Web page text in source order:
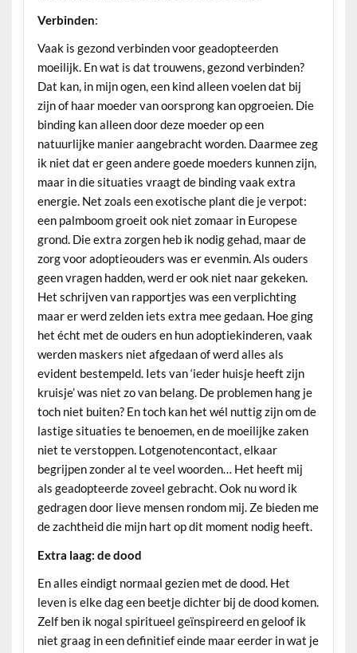
Verbinden:
Vaak is gezond verbinden voor geadopteerden
moeilijk. En wat is dat trouwens, gezond verbinden?
Dat kan, in mijn ogen, een kind alleen voelen dat bij
zijn of haar moeder van oorsprong kan opgroeien. Die
binding kan alleen door deze moeder op een
natuurlijke manier aangebracht worden. Daarmee zeg
ik niet dat er geen andere goede moeders kunnen zijn,
maar in die situaties vraagt de binding vaak extra
energie. Net zoals een exotische plant die je verpot:
een palmboom groeit ook niet zomaar in Europese
grond. Die extra zorgen heb ik nodig gehad, maar de
zorg voor adoptieouders was er evenmin. Als ouders
geen vragen hadden, werd er ook niet naar gekeken.
Het schrijven van rapportjes was een verplichting
maar er werd zelden iets extra mee gedaan. Hoe ging
het écht met de ouders en hun adoptiekinderen, vaak
werden maskers niet afgedaan of werd alles als
evident bestempeld. Iets van ‘ieder huisje heeft zijn
kruisje’ was niet zo van belang. De problemen hang je
toch niet buiten? En toch kan het wél nuttig zijn om de
lastige situaties te benoemen, en de moeilijke zaken
niet te verstoppen. Lotgenotencontact, elkaar
begrijpen zonder al te veel woorden… Het heeft mij
als geadopteerde zoveel gebracht. Ook nu word ik
gedragen door lieve mensen rondom mij. Ze bieden me
de zachtheid die mijn hart op dit moment nodig heeft.
Extra laag: de dood
En alles eindigt normaal gezien met de dood. Het
leven is elke dag een beetje dichter bij de dood komen.
Zelf ben ik nogal spiritueel geïnspireerd en geloof ik
niet graag in een definitief einde maar eerder in wat je